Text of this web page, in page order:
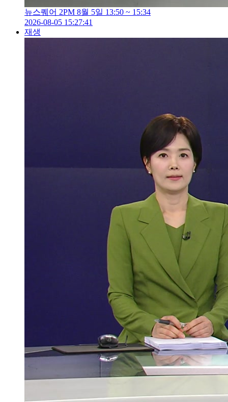
뉴스퀘어 2PM 8월 5일 13:50 ~ 15:34
2026-08-05 15:27:41
재생